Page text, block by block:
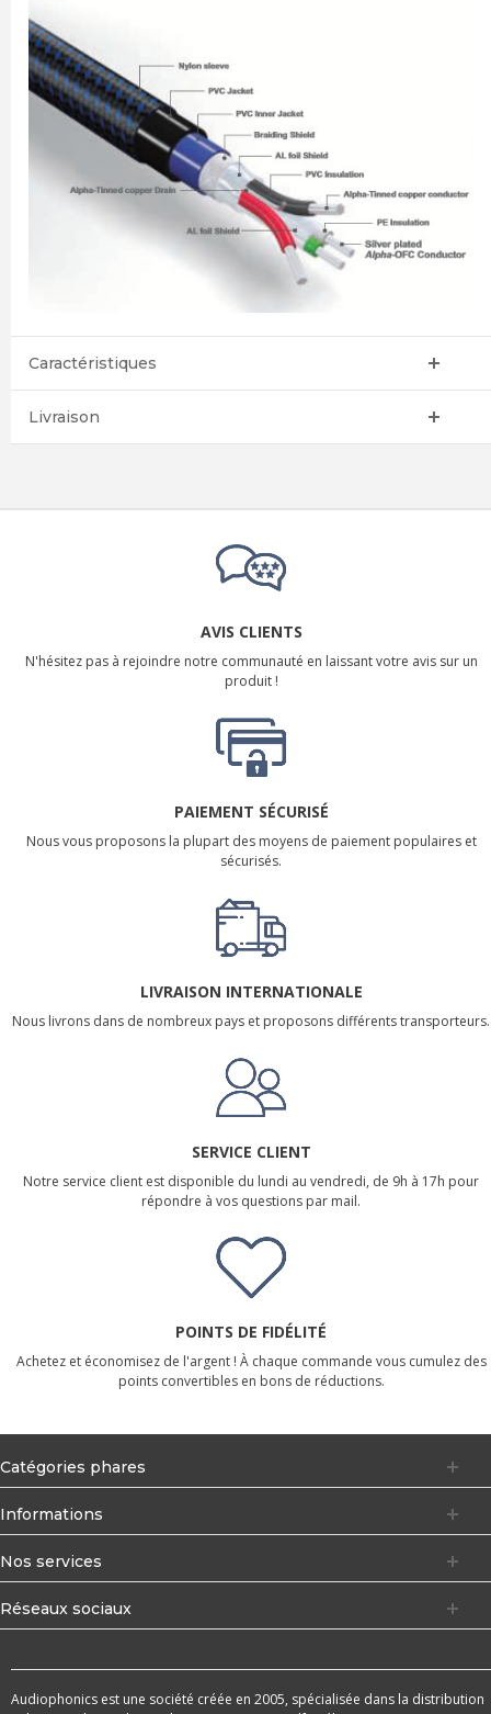
Caractéristiques
Livraison
AVIS CLIENTS
N'hésitez pas à rejoindre notre communauté en laissant votre avis sur un
produit !
PAIEMENT SÉCURISÉ
Nous vous proposons la plupart des moyens de paiement populaires et
sécurisés.
LIVRAISON INTERNATIONALE
Nous livrons dans de nombreux pays et proposons différents transporteurs.
SERVICE CLIENT
Notre service client est disponible du lundi au vendredi, de 9h à 17h pour
répondre à vos questions par mail.
POINTS DE FIDÉLITÉ
Achetez et économisez de l'argent ! À chaque commande vous cumulez des
points convertibles en bons de réductions.
Catégories phares
Informations
Nos services
Réseaux sociaux
Audiophonics est une société créée en 2005, spécialisée dans la distribution